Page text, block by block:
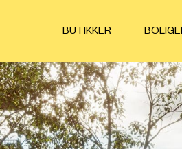
BUTIKKER